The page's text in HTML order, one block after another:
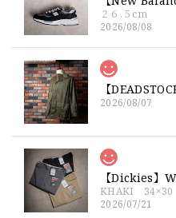
２６.５cm
2026/08/08
2026/08/07
KHAKI 34×30
2026/07/21